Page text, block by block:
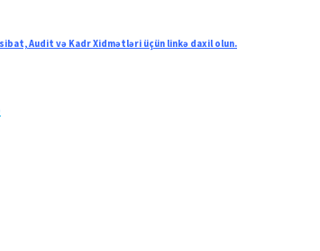
Audit və Kadr Xidmətləri üçün linkə daxil olun.